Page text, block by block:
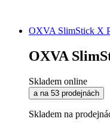
OXVA SlimStick X
OXVA
Skladem online
a na 53 prodejnách
Skladem na